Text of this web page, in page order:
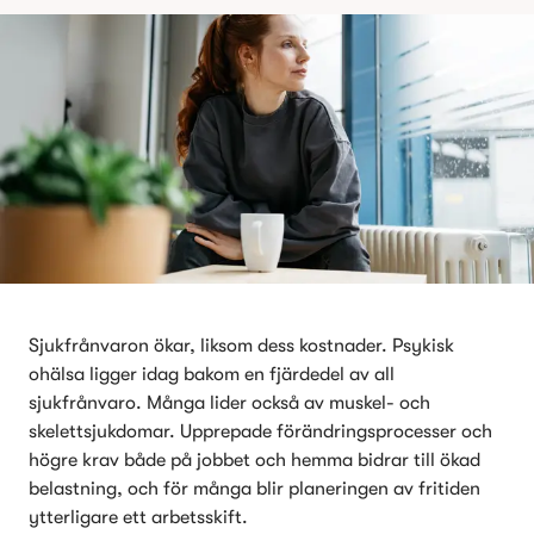
Sjukfrånvaron ökar, liksom dess kostnader. Psykisk
ohälsa ligger idag bakom en fjärdedel av all
sjukfrånvaro. Många lider också av muskel- och
skelettsjukdomar. Upprepade förändringsprocesser och
högre krav både på jobbet och hemma bidrar till ökad
belastning, och för många blir planeringen av fritiden
ytterligare ett arbetsskift.